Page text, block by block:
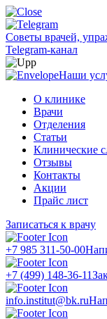
Советы врачей,
Telegram-канал
Наши
О клинике
Врачи
Отделения
Статьи
Клинические
Отзывы
Контакты
Акции
Прайс лист
Записаться к врачу
+7 985 311-50-00
+7 (499) 148-36-11
info.institut@bk.ru